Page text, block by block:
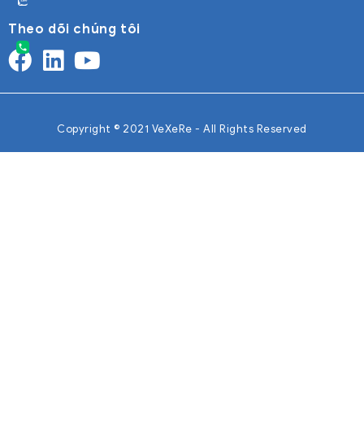
Theo dõi chúng tôi
Copyright © 2021 VeXeRe - All Rights Reserved